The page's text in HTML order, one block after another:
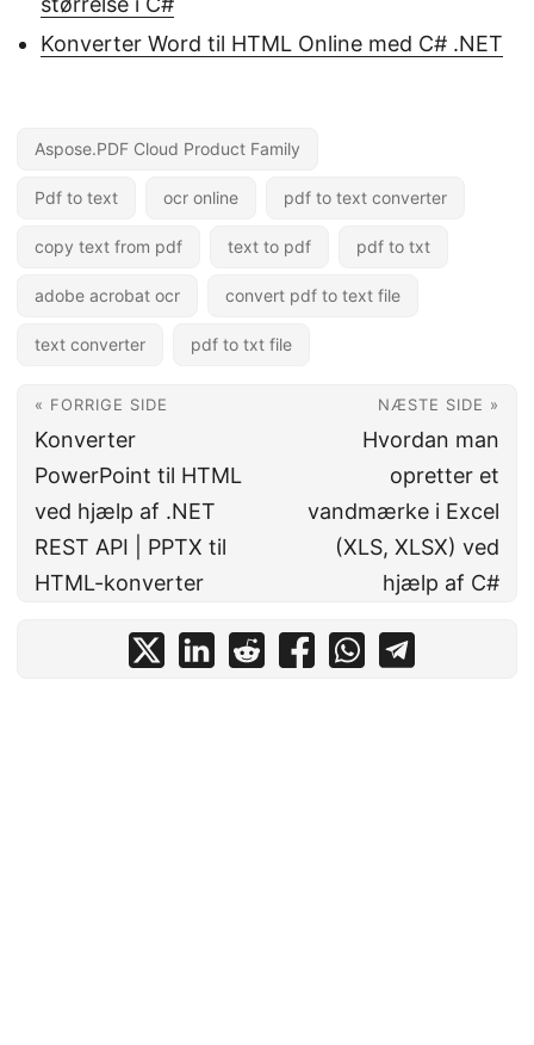
Konverter Word til HTML Online med C# .NET
Aspose.PDF Cloud Product Family
Pdf to text ocr online pdf to text converter
copy text from pdf text to pdf pdf to txt
adobe acrobat ocr convert pdf to text file
text converter pdf to txt file
« FORRIGE SIDE
Konverter
PowerPoint til HTML
ved hjælp af .NET
REST API | PPTX til
HTML-konverter
NÆSTE SIDE »
Hvordan man
opretter et
vandmærke i Excel
(XLS, XLSX) ved
hjælp af C#